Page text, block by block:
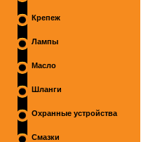
Крепеж
Лампы
Масло
Шланги
Охранные устройства
Смазки